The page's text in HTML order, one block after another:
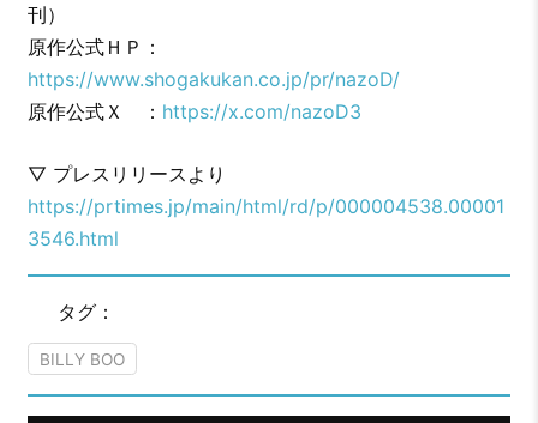
刊）
原作公式ＨＰ：
https://www.shogakukan.co.jp/pr/nazoD/
原作公式Ｘ ： https://x.com/nazoD3
▽ プレスリリースより
https://prtimes.jp/main/html/rd/p/000004538.00001
3546.html
タグ：
BILLY BOO